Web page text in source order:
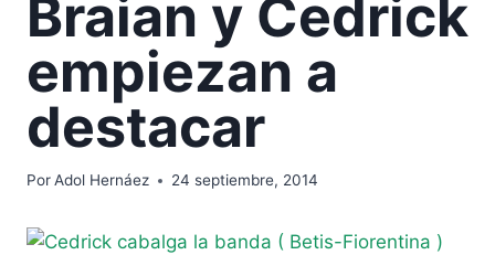
Braian y Cedrick
empiezan a
destacar
PorAdol Hernáez 24 septiembre, 2014